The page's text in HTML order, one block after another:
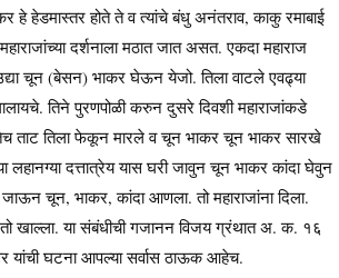
हे हेडमास्तर होते ते व त्यांचे बंधु अनंतराव, काकु रमाबाई
दर्शनाला मठात जात असत. एकदा महाराज
उद्या चून (बेसन) भाकर घेऊन येजो. तिला वाटले एवढ्या
तिने पुरणपोळी करुन दुसरे दिवशी महाराजांकडे
ताट तिला फेकून मारले व चून भाकर चून भाकर सारखे
लहानग्या दत्तात्रेय यास घरी जावुन चून भाकर कांदा घेवुन
चून, भाकर, कांदा आणला. तो महाराजांना दिला.
तो खाल्ला. या संबंधीची गजानन विजय ग्रंथात अ. क. १६
घटना आपल्या सर्वास ठाऊक आहेच.